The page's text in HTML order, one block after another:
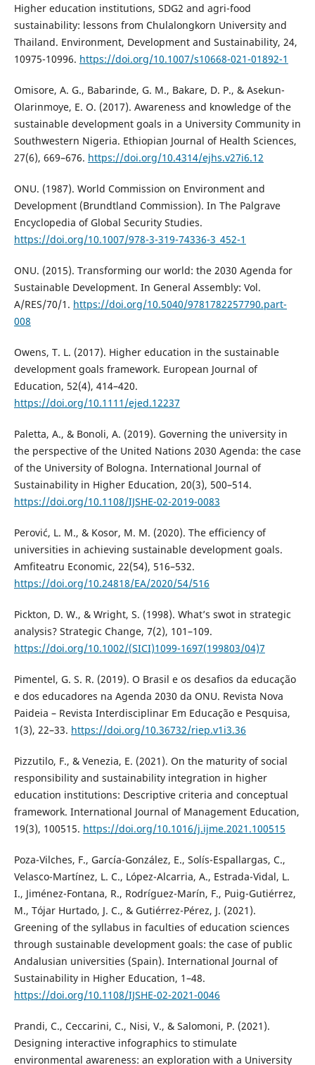
Higher education institutions, SDG2 and agri-food
sustainability: lessons from Chulalongkorn University and
Thailand. Environment, Development and Sustainability, 24,
10975-10996. https://doi.org/10.1007/s10668-021-01892-1
Omisore, A. G., Babarinde, G. M., Bakare, D. P., & Asekun-
Olarinmoye, E. O. (2017). Awareness and knowledge of the
sustainable development goals in a University Community in
Southwestern Nigeria. Ethiopian Journal of Health Sciences,
27(6), 669–676. https://doi.org/10.4314/ejhs.v27i6.12
ONU. (1987). World Commission on Environment and
Development (Brundtland Commission). In The Palgrave
Encyclopedia of Global Security Studies.
https://doi.org/10.1007/978-3-319-74336-3_452-1
ONU. (2015). Transforming our world: the 2030 Agenda for
Sustainable Development. In General Assembly: Vol.
A/RES/70/1. https://doi.org/10.5040/9781782257790.part-
008
Owens, T. L. (2017). Higher education in the sustainable
development goals framework. European Journal of
Education, 52(4), 414–420.
https://doi.org/10.1111/ejed.12237
Paletta, A., & Bonoli, A. (2019). Governing the university in
the perspective of the United Nations 2030 Agenda: the case
of the University of Bologna. International Journal of
Sustainability in Higher Education, 20(3), 500–514.
https://doi.org/10.1108/IJSHE-02-2019-0083
Perović, L. M., & Kosor, M. M. (2020). The efficiency of
universities in achieving sustainable development goals.
Amfiteatru Economic, 22(54), 516–532.
https://doi.org/10.24818/EA/2020/54/516
Pickton, D. W., & Wright, S. (1998). What’s swot in strategic
analysis? Strategic Change, 7(2), 101–109.
https://doi.org/10.1002/(SICI)1099-1697(199803/04)7
Pimentel, G. S. R. (2019). O Brasil e os desafios da educação
e dos educadores na Agenda 2030 da ONU. Revista Nova
Paideia – Revista Interdisciplinar Em Educação e Pesquisa,
1(3), 22–33. https://doi.org/10.36732/riep.v1i3.36
Pizzutilo, F., & Venezia, E. (2021). On the maturity of social
responsibility and sustainability integration in higher
education institutions: Descriptive criteria and conceptual
framework. International Journal of Management Education,
19(3), 100515. https://doi.org/10.1016/j.ijme.2021.100515
Poza-Vilches, F., García-González, E., Solís-Espallargas, C.,
Velasco-Martínez, L. C., López-Alcarria, A., Estrada-Vidal, L.
I., Jiménez-Fontana, R., Rodríguez-Marín, F., Puig-Gutiérrez,
M., Tójar Hurtado, J. C., & Gutiérrez-Pérez, J. (2021).
Greening of the syllabus in faculties of education sciences
through sustainable development goals: the case of public
Andalusian universities (Spain). International Journal of
Sustainability in Higher Education, 1–48.
https://doi.org/10.1108/IJSHE-02-2021-0046
Prandi, C., Ceccarini, C., Nisi, V., & Salomoni, P. (2021).
Designing interactive infographics to stimulate
environmental awareness: an exploration with a University